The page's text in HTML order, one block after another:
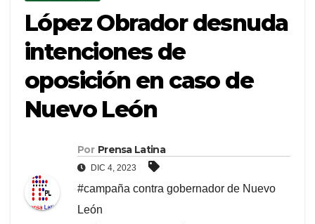
López Obrador desnuda
intenciones de
oposición en caso de
Nuevo León
Por Prensa Latina
DIC 4, 2023
#campaña contra gobernador de Nuevo
León